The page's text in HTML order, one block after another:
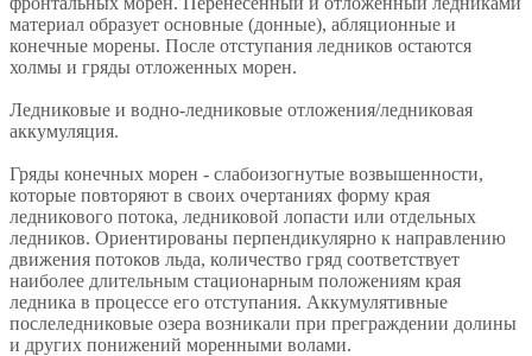
материал образует основные (донные), абляционные и
конечные морены. После отступания ледников остаются
холмы и гряды отложенных морен.
Ледниковые и водно-ледниковые отложения/ледниковая
аккумуляция.
Гряды конечных морен - слабоизогнутые возвышенности,
которые повторяют в своих очертаниях форму края
ледникового потока, ледниковой лопасти или отдельных
ледников. Ориентированы перпендикулярно к направлению
движения потоков льда, количество гряд соответствует
наиболее длительным стационарным положениям края
ледника в процессе его отступания. Аккумулятивные
послеледниковые озера возникали при преграждении долины
и других понижений моренными волами.